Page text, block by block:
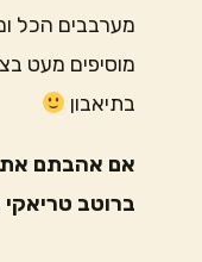
מערבבים הכל
מוסיפים מעט
בתיאבון
אם אהבתם את
ברוטב טריאקי